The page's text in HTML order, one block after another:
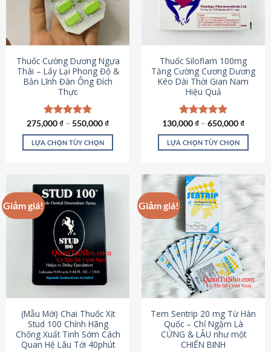
tùy
chọn
có
thể
chọn
trên
trang
sản
phẩm
tùy
chọn
có
được
chọn
trên
trang
sản
phẩm
Thuốc Cường Dương Ngựa
Thái – Lấy Lại Phong Độ &
Bản Lĩnh Đàn Ông Đích
Thực
Được xếp
hạng4.87
5 sao
275,000₫ – 550,000₫
LỰA CHỌN TÙY CHỌN
có
nhiều
biến
thể.
Các
tùy
chọn
được
chọn
trên
trang
Thuốc Siloflam 100mg
Tăng Cường Cương Dương
Kéo Dài Thời Gian Nam
Hiệu Quả
Được xếp
hạng5.00
5 sao
130,000₫ – 650,000₫
LỰA CHỌN TÙY CHỌN
này
có
nhiều
biến
thể.
Các
tùy
chọn
có
thể
chọn
trên
trang
Giảm giá!
(Mẫu Mới) Chai Thuốc Xịt
Stud 100 Chính Hãng
Chống Xuất Tinh Sớm Cách
Quan Hệ Lâu Tới 40phút
Giảm giá!
Tem Sentrip 20 mg Từ Hàn
Quốc – Chỉ Ngậm Là
CỨNG & LÂU như một
CHIẾN BINH